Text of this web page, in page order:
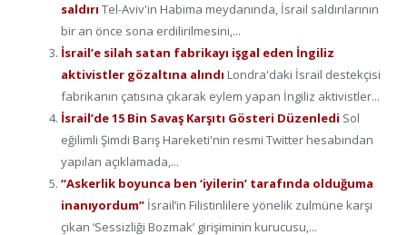
saldırı Tel-Aviv'in Habima meydanında, İsrail saldırılarının
bir an önce sona erdilirilmesini,...
İsrail’e silah satan fabrikayı işgal eden İngiliz
aktivistler gözaltına alındı Londra'daki İsrail destekçisi
fabrikanın çatısına çıkarak eylem yapan İngiliz aktivistler...
İsrail’de 15 Bin Savaş Karşıtı Gösteri Düzenledi Sol
eğilimli Şimdi Barış Hareketi'nin resmi Twitter hesabından
yapılan açıklamada,...
“Askerlik boyunca ben ‘iyilerin’ tarafında olduğuma
inanıyordum” İsrail’in Filistinlilere yönelik zulmüne karşı
çıkan ‘Sessizliği Bozmak’ girişiminin kurucusu,...